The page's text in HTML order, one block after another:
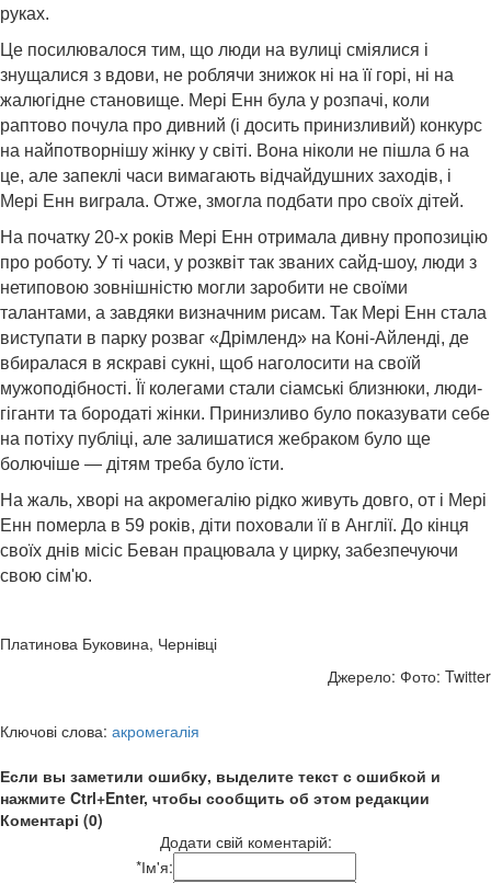
руках.
Це посилювалося тим, що люди на вулиці сміялися і
знущалися з вдови, не роблячи знижок ні на її горі, ні на
жалюгідне становище. Мері Енн була у розпачі, коли
раптово почула про дивний (і досить принизливий) конкурс
на найпотворнішу жінку у світі. Вона ніколи не пішла б на
це, але запеклі часи вимагають відчайдушних заходів, і
Мері Енн виграла. Отже, змогла подбати про своїх дітей.
На початку 20-х років Мері Енн отримала дивну пропозицію
про роботу. У ті часи, у розквіт так званих сайд-шоу, люди з
нетиповою зовнішністю могли заробити не своїми
талантами, а завдяки визначним рисам. Так Мері Енн стала
виступати в парку розваг «Дрімленд» на Коні-Айленді, де
вбиралася в яскраві сукні, щоб наголосити на своїй
мужоподібності. Її колегами стали сіамські близнюки, люди-
гіганти та бородаті жінки. Принизливо було показувати себе
на потіху публіці, але залишатися жебраком було ще
болючіше — дітям треба було їсти.
На жаль, хворі на акромегалію рідко живуть довго, от і Мері
Енн померла в 59 років, діти поховали її в Англії. До кінця
своїх днів місіс Беван працювала у цирку, забезпечуючи
свою сім'ю.
Платинова Буковина, Чернівці
Джерело: Фото: Twitter
Ключові слова: акромегалія
Если вы заметили ошибку, выделите текст с ошибкой и
нажмите Ctrl+Enter, чтобы сообщить об этом редакции
Коментарі (0)
Додати свій коментарій:
*Ім'я: